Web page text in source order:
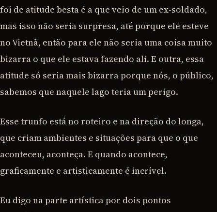
foi de atitude besta é a que veio de um ex-soldado,
mas isso não seria surpresa, até porque ele esteve
no Vietnã, então para ele não seria uma coisa muito
bizarra o que ele estava fazendo ali. E outra, essa
atitude só seria mais bizarra porque nós, o público,
sabemos que naquele lago teria um perigo.
Esse trunfo está no roteiro e na direção do longa,
que criam ambientes e situações para que o que
aconteceu, aconteça. E quando acontece,
graficamente e artisticamente é incrível.
Eu digo na parte artística por dois pontos